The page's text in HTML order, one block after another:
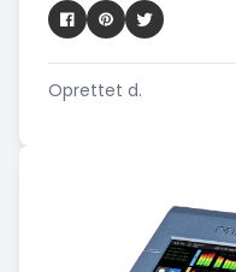
Oprettet d.